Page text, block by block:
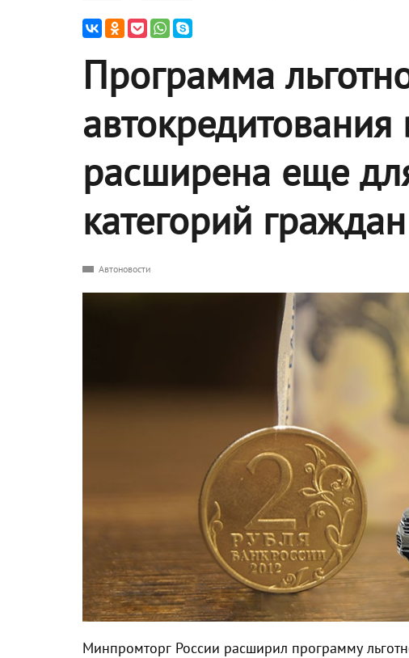
Программа
автокредитования
расширена еще
категорий граждан
Автоновости
Минпромторг России расширил программу